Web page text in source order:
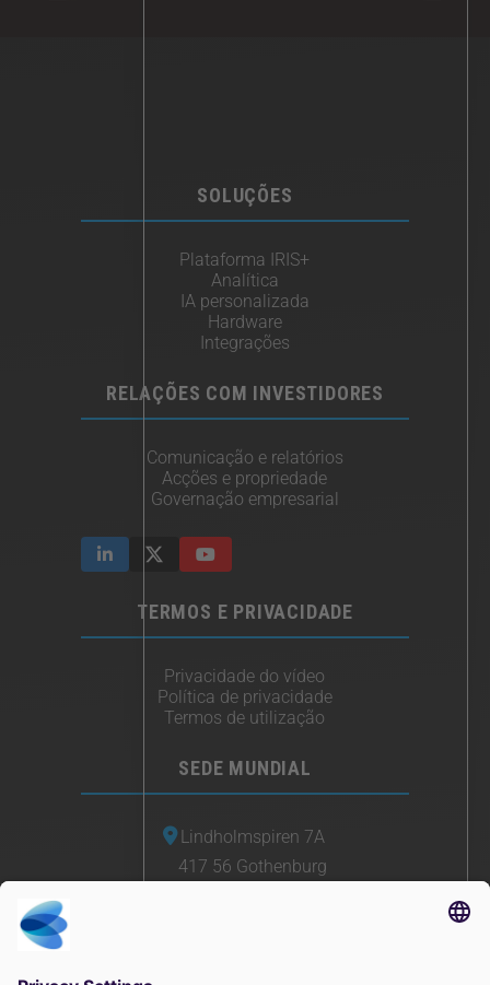
SOLUÇÕES
Plataforma IRIS+
Analítica
IA personalizada
Hardware
Integrações
RELAÇÕES COM INVESTIDORES
Comunicação e relatórios
Acções e propriedade
Governação empresarial
TERMOS E PRIVACIDADE
Privacidade do vídeo
Política de privacidade
Termos de utilização
SEDE MUNDIAL
Lindholmspiren 7A
417 56 Gothenburg